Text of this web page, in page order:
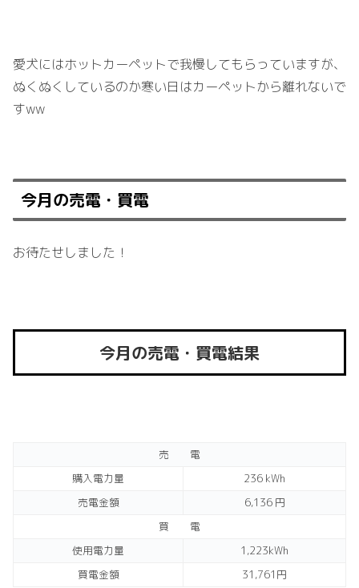
愛犬にはホットカーペットで我慢してもらっていますが、
ぬくぬくしているのか寒い日はカーペットから離れないで
すww
今月の売電・買電
お待たせしました！
今月の売電・買電結果
売 電
購入電力量
236 kWh
売電金額
6,136 円
買 電
使用電力量
1,223kWh
買電金額
31,761円